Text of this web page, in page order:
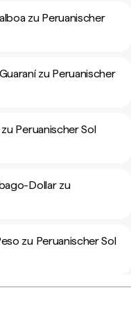
zu Peruanischer
zu Peruanischer
Peruanischer Sol
Dollar zu
zu Peruanischer Sol